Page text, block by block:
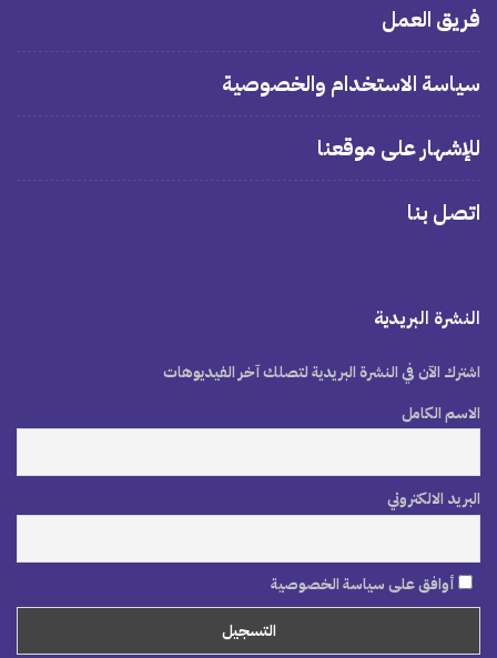
فريق العمل
سياسة الاستخدام والخصوصية
للإشهار على موقعنا
اتصل بنا
النشرة البريدية
اشترك الآن في النشرة البريدية لتصلك آخر الفيديوهات
الاسم الكامل
البريد الالكتروني
أوافق على سياسة الخصوصية